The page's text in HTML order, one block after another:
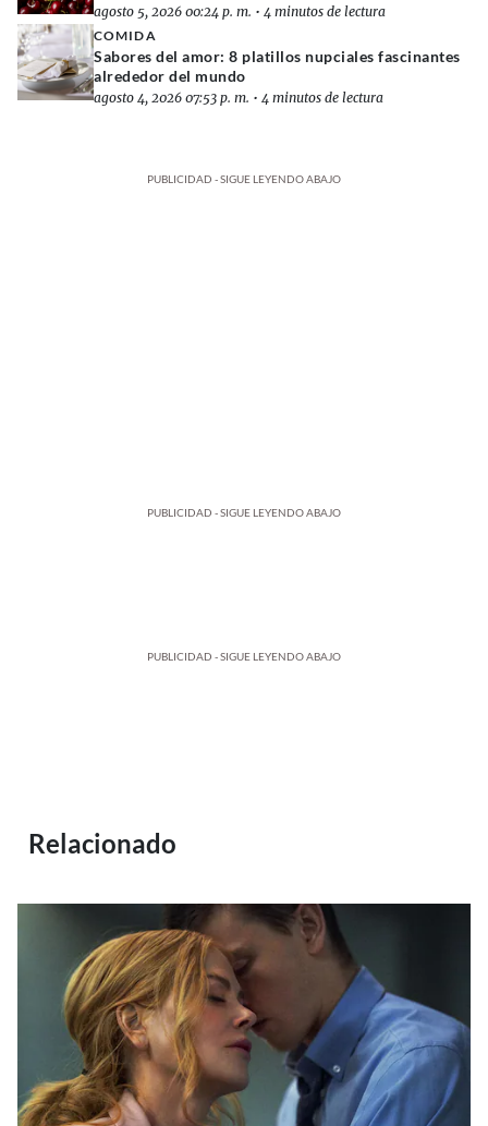
agosto 5, 2026 00:24 p. m. • 4 minutos de lectura
COMIDA
Sabores del amor: 8 platillos nupciales fascinantes
alrededor del mundo
agosto 4, 2026 07:53 p. m. • 4 minutos de lectura
PUBLICIDAD - SIGUE LEYENDO ABAJO
PUBLICIDAD - SIGUE LEYENDO ABAJO
PUBLICIDAD - SIGUE LEYENDO ABAJO
Relacionado